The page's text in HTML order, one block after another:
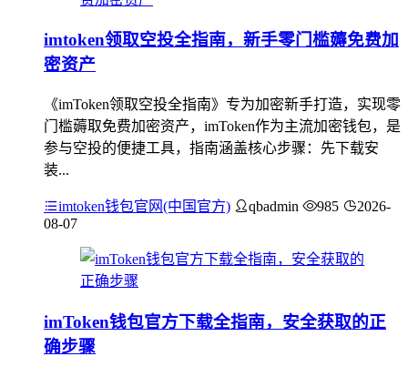
imtoken领取空投全指南，新手零门槛薅免费加
密资产
《imToken领取空投全指南》专为加密新手打造，实现零
门槛薅取免费加密资产，imToken作为主流加密钱包，是
参与空投的便捷工具，指南涵盖核心步骤：先下载安
装...
imtoken钱包官网(中国官方) qbadmin 985
2026-
08-07
imToken钱包官方下载全指南，安全获取的正
确步骤